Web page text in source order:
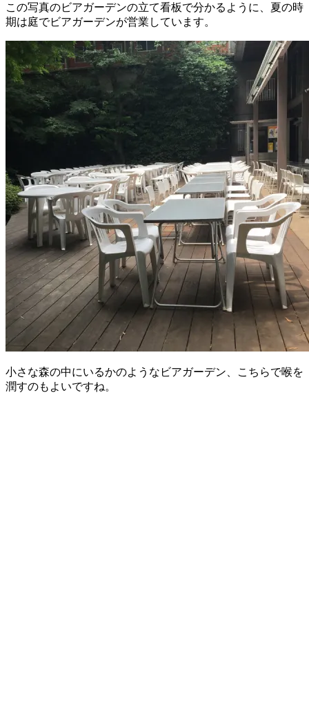
この写真のビアガーデンの立て看板で分かるように、夏の時
期は庭でビアガーデンが営業しています。
小さな森の中にいるかのようなビアガーデン、こちらで喉を
潤すのもよいですね。